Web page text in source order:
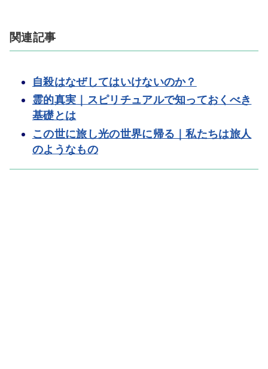
関連記事
自殺はなぜしてはいけないのか？
霊的真実｜スピリチュアルで知っておくべき
基礎とは
この世に旅し光の世界に帰る｜私たちは旅人
のようなもの